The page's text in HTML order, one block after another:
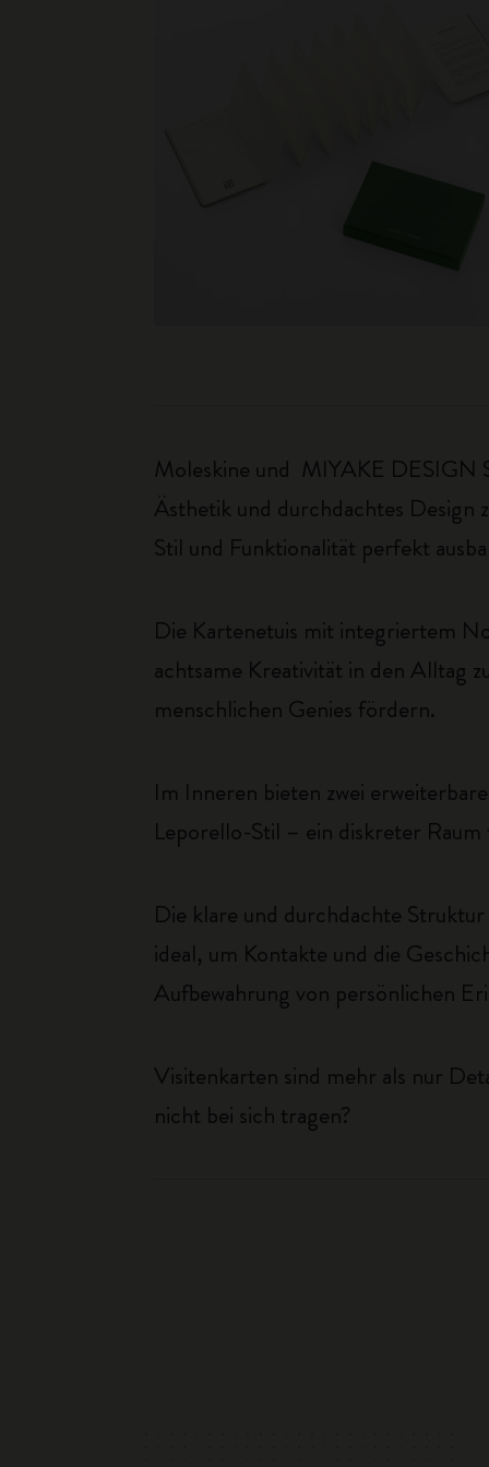
Moleskine und MIYAKE DESIGN
Ästhetik und durchdachtes Design
Stil und Funktionalität perfekt
Die Kartenetuis mit integriertem
achtsame Kreativität in den Alltag
menschlichen Genies fördern.
Im Inneren bieten zwei
Leporello-Stil – ein diskreter
Die klare und durchdachte
ideal, um Kontakte und die
Aufbewahrung von persönlichen
Visitenkarten sind mehr als nur
nicht bei sich tragen?